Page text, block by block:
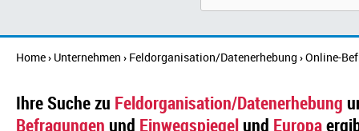
Home› Unternehmen › Feldorganisation/Datenerhebung ›Online-
Ihre Suche zu Feldorganisation/Datenerhebung
Befragungen und Einwegspiegelund Europa